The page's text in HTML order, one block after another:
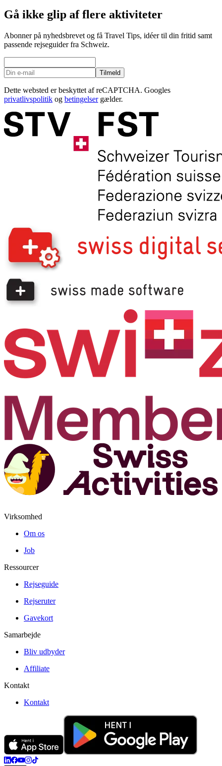
Gå ikke glip af flere aktiviteter
Abonner på nyhedsbrevet og få Travel Tips, idéer til din fritid samt
passende rejseguider fra Schweiz.
Tilmeld
Dette websted er beskyttet af reCAPTCHA. Googles
privatlivspolitik og betingelsergælder.
Virksomhed
Om os
Job
Ressourcer
Rejseguide
Rejseruter
Gavekort
Samarbejde
Bliv udbyder
Affiliate
Kontakt
Kontakt